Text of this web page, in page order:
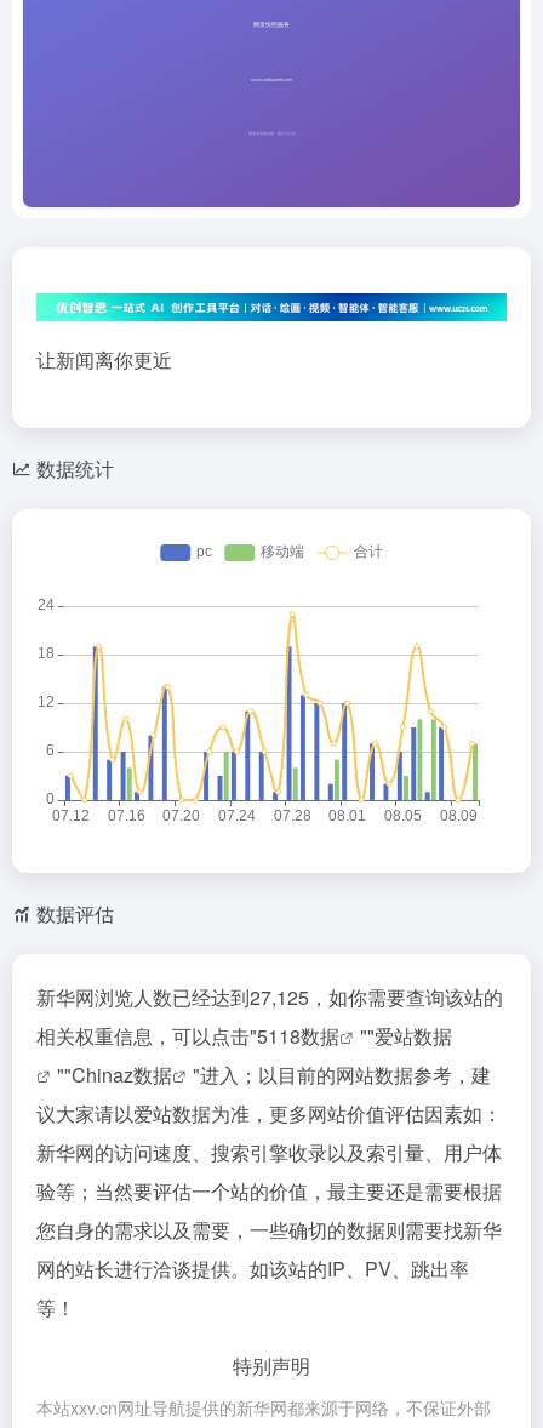
让新闻离你更近
数据统计
数据评估
新华网浏览人数已经达到27,125，如你需要查询该站的
相关权重信息，可以点击"5118数据 ""爱站数据
""Chinaz数据
"进入；以目前的网站数据参考，建
议大家请以爱站数据为准，更多网站价值评估因素如：
新华网的访问速度、搜索引擎收录以及索引量、用户体
验等；当然要评估一个站的价值，最主要还是需要根据
您自身的需求以及需要，一些确切的数据则需要找新华
网的站长进行洽谈提供。如该站的IP、PV、跳出率
等！
特别声明
本站xxv.cn网址导航提供的新华网都来源于网络，不保证外部